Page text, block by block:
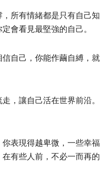
所有情緒都是只有自己知
會看見最堅強的自己。
自己，你能作繭自縛，就
，讓自己活在世界前沿。
表現得越卑微，一些幸福
有些人前，不必一而再的